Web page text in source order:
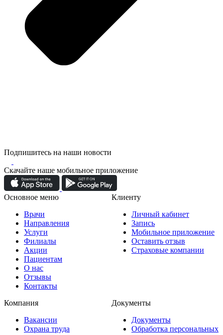
Подпишитесь на наши новости
Скачайте наше мобильное приложение
Основное меню
Врачи
Направления
Услуги
Филиалы
Акции
Пациентам
О нас
Отзывы
Контакты
Клиенту
Личный кабинет
Запись
Мобильное приложение
Оставить отзыв
Страховые компании
Компания
Вакансии
Охрана труда
Документы
Документы
Обработка персональных